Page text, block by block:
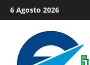
Salta
al
contenuto
6 Agosto 2026